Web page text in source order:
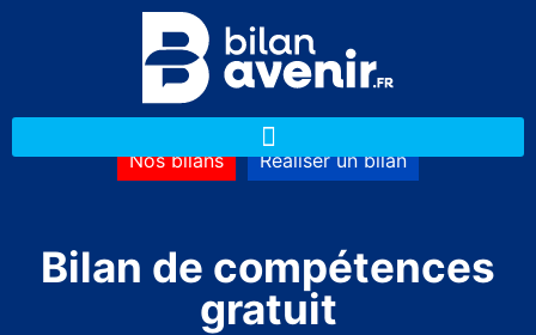
Nos bilans Réaliser un bilan
Bilan de compétences
gratuit